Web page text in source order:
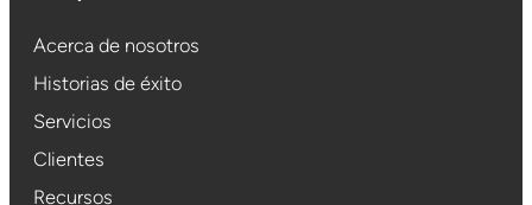
Acerca de nosotros
Historias de éxito
Servicios
Clientes
Recursos